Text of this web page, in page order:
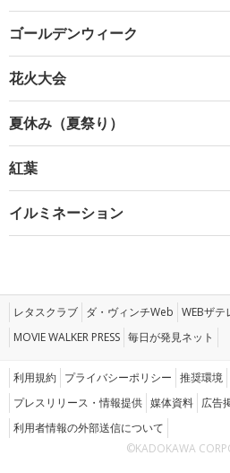
ゴールデンウィーク
花火大会
夏休み（夏祭り）
紅葉
イルミネーション
レタスクラブ ダ・ヴィンチWeb WEBザテ
MOVIE WALKER PRESS 毎日が発見ネット
利用規約 プライバシーポリシー 推奨環境
プレスリリース・情報提供 媒体資料 広告
利用者情報の外部送信について
©KADOKAWA